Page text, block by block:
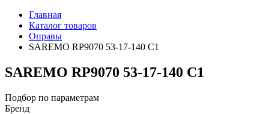
Главная
Каталог товаров
Оправы
SAREMO RP9070 53-17-140 C1
SAREMO RP9070 53-17-140 C1
Подбор по параметрам
Бренд